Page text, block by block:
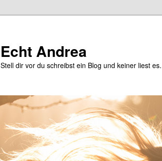
Echt Andrea
Stell dir vor du schreibst ein Blog und keiner liest es.